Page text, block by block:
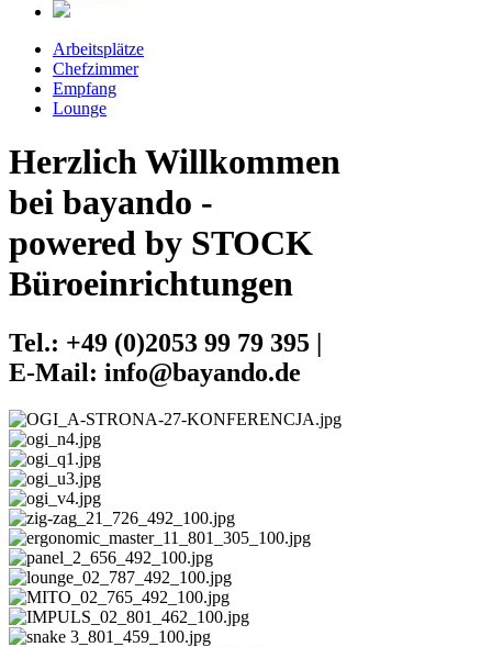
Arbeitsplätze
Chefzimmer
Empfang
Lounge
Herzlich Willkommen
bei bayando -
powered by STOCK
Büroeinrichtungen
Tel.: +49 (0)2053 99 79 395 |
E-Mail: info@bayando.de